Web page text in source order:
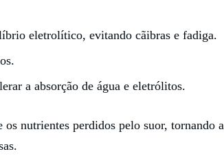
eletrolítico, evitando cãibras e fadiga.
a absorção de água e eletrólitos.
nutrientes perdidos pelo suor, tornando a